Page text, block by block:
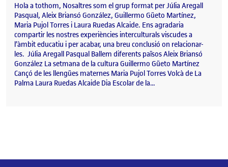
Hola a tothom, Nosaltres som el grup format per Júlia Aregall
Pasqual, Aleix Briansó González, Guillermo Güeto Martínez,
Maria Pujol Torres i Laura Ruedas Alcaide. Ens agradaria
compartir les nostres experiències interculturals viscudes a
l’àmbit educatiu i per acabar, una breu conclusió on relacionar-
les. Júlia Aregall Pasqual Ballem diferents països Aleix Briansó
González La setmana de la cultura Guillermo Güeto Martínez
Cançó de les llengües maternes Maria Pujol Torres Volcà de La
Palma Laura Ruedas Alcaide Dia Escolar de la…